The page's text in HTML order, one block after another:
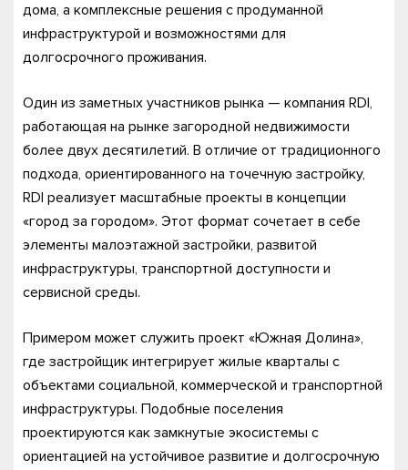
дома, а комплексные решения с продуманной
инфраструктурой и возможностями для
долгосрочного проживания.
Один из заметных участников рынка — компания RDI,
работающая на рынке загородной недвижимости
более двух десятилетий. В отличие от традиционного
подхода, ориентированного на точечную застройку,
RDI реализует масштабные проекты в концепции
«город за городом». Этот формат сочетает в себе
элементы малоэтажной застройки, развитой
инфраструктуры, транспортной доступности и
сервисной среды.
Примером может служить проект «Южная Долина»,
где застройщик интегрирует жилые кварталы с
объектами социальной, коммерческой и транспортной
инфраструктуры. Подобные поселения
проектируются как замкнутые экосистемы с
ориентацией на устойчивое развитие и долгосрочную